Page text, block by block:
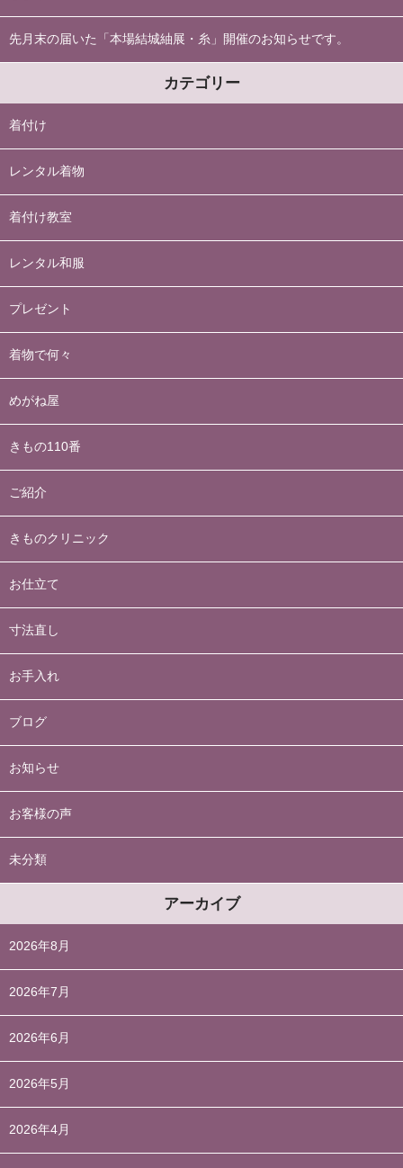
先月末の届いた「本場結城紬展・糸」開催のお知らせです。
カテゴリー
着付け
レンタル着物
着付け教室
レンタル和服
プレゼント
着物で何々
めがね屋
きもの110番
ご紹介
きものクリニック
お仕立て
寸法直し
お手入れ
ブログ
お知らせ
お客様の声
未分類
アーカイブ
2026年8月
2026年7月
2026年6月
2026年5月
2026年4月